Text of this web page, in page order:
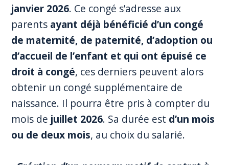
janvier 2026. Ce congé s’adresse aux
parents ayant déjà bénéficié d’un congé
de maternité, de paternité, d’adoption ou
d’accueil de l’enfant et qui ont épuisé ce
droit à congé, ces derniers peuvent alors
obtenir un congé supplémentaire de
naissance. Il pourra être pris à compter du
mois de juillet 2026. Sa durée est d’un mois
ou de deux mois, au choix du salarié.